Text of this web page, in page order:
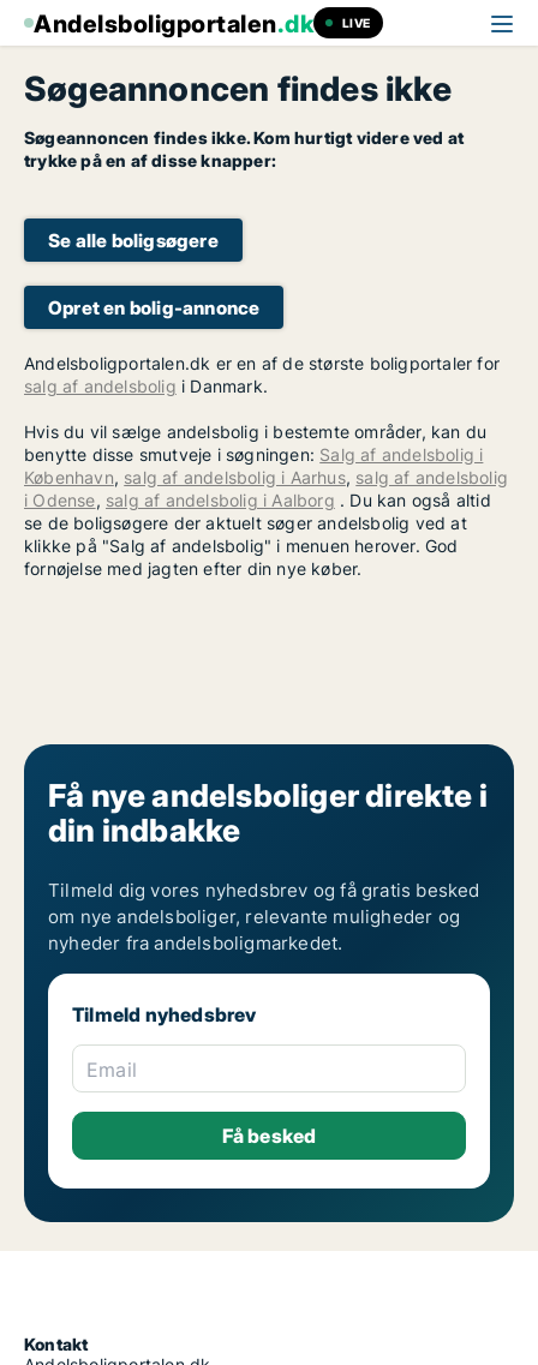
Andelsboligportalen.dk LIVE
Søgeannoncen findes ikke
Søgeannoncen findes ikke. Kom hurtigt videre ved at
trykke på en af disse knapper:
Se alle boligsøgere
Opret en bolig-annonce
Andelsboligportalen.dk er en af de største boligportaler for
salg af andelsbolig i Danmark.
Hvis du vil sælge andelsbolig i bestemte områder, kan du
benytte disse smutveje i søgningen: Salg af andelsbolig i
København, salg af andelsbolig i Aarhus, salg af andelsbolig
i Odense, salg af andelsbolig i Aalborg . Du kan også altid
se de boligsøgere der aktuelt søger andelsbolig ved at
klikke på "Salg af andelsbolig" i menuen herover. God
fornøjelse med jagten efter din nye køber.
Få nye andelsboliger direkte i
din indbakke
Tilmeld dig vores nyhedsbrev og få gratis besked
om nye andelsboliger, relevante muligheder og
nyheder fra andelsboligmarkedet.
Tilmeld nyhedsbrev
Email
Kontakt